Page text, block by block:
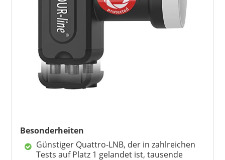
22,80 €*
Besonderheiten
Günstiger Quattro-LNB, der in zahlreichen
Tests auf Platz 1 gelandet ist, tausende